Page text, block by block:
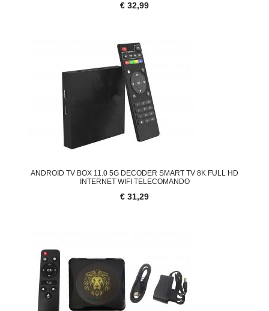
€ 32,99
ANDROID TV BOX 11.0 5G DECODER SMART TV 8K FULL HD
INTERNET WIFI TELECOMANDO
€ 31,29